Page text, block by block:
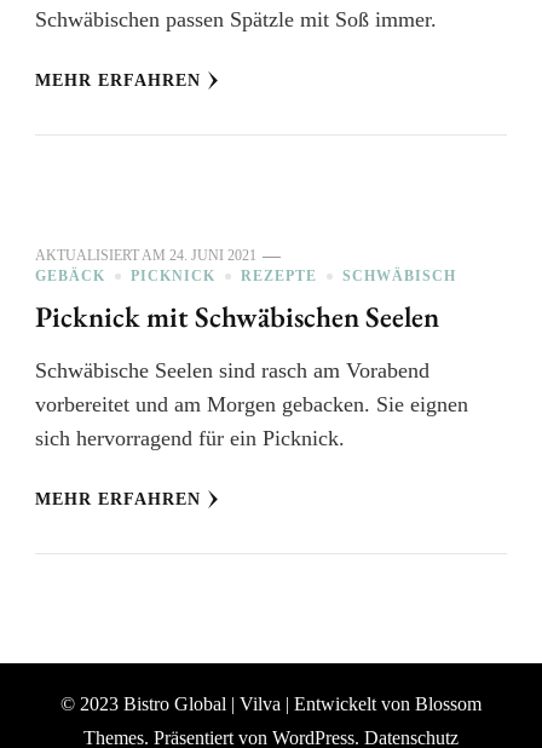
Schwäbischen passen Spätzle mit Soß immer.
MEHR ERFAHREN
AKTUALISIERT AM 24. JUNI 2021
GEBÄCK
PICKNICK REZEPTE SCHWÄBISCH
Picknick mit Schwäbischen Seelen
Schwäbische Seelen sind rasch am Vorabend
vorbereitet und am Morgen gebacken. Sie eignen
sich hervorragend für ein Picknick.
MEHR ERFAHREN
© 2023 Bistro Global | Vilva | Entwickelt von Blossom
Themes. Präsentiert von WordPress. Datenschutz